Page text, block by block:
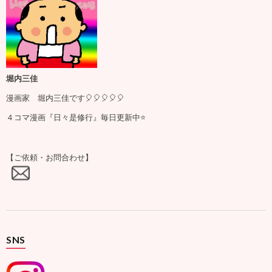
堀内三佳
漫画家 堀内三佳です🎈🎈🎈🎈🎈
４コマ漫画『日々是修行』毎日更新中⭐️
【ご依頼・お問合わせ】
SNS